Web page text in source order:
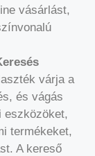
vásárlást,
várja a
és vágás
eszközöket,
termékeket,
A kereső